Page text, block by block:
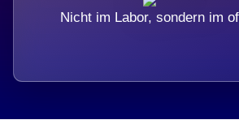
Nicht im Labor, sondern im